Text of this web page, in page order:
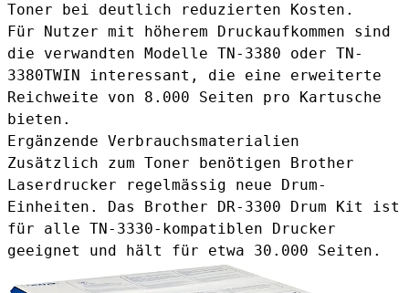
Toner bei deutlich reduzierten Kosten.
Für Nutzer mit höherem Druckaufkommen sind
die verwandten Modelle TN-3380 oder TN-
3380TWIN
interessant, die eine erweiterte
Reichweite von 8.000 Seiten pro Kartusche
bieten.
Ergänzende Verbrauchsmaterialien
Zusätzlich zum Toner benötigen Brother
Laserdrucker regelmässig neue Drum-
Einheiten. Das
Brother DR-3300 Drum Kit
ist
für alle TN-3330-kompatiblen Drucker
geeignet und hält für etwa 30.000 Seiten.